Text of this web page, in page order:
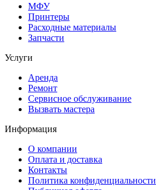
МФУ
Принтеры
Расходные материалы
Запчасти
Услуги
Аренда
Ремонт
Сервисное обслуживание
Вызвать мастера
Информация
О компании
Оплата и доставка
Контакты
Политика конфиденциальности